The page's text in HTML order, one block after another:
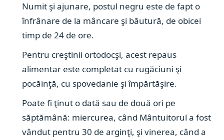
Numit şi ajunare, postul negru este de fapt o
înfrânare de la mâncare şi băutură, de obicei
timp de 24 de ore.
Pentru creştinii ortodocşi, acest repaus
alimentar este completat cu rugăciuni şi
pocăinţă, cu spovedanie şi împărtăşire.
Poate fi ţinut o dată sau de două ori pe
săptămână: miercurea, când Mântuitorul a fost
vândut pentru 30 de arginţi, şi vinerea, când a